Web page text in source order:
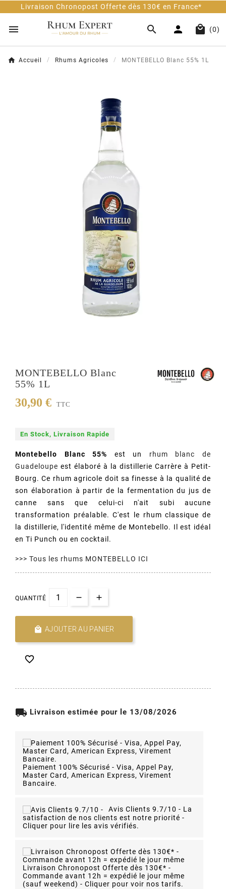
Chronopost Offerte dès 130€ en France*
    (0)
Accueil Rhums Agricoles MONTEBELLO Blanc 55% 1L
MONTEBELLO Blanc
55% 1L
30,90 € TTC
En Stock, Livraison Rapide
Montebello Blanc 55% est un rhum blanc de
Guadeloupe est élaboré à la distillerie Carrère à Petit-
Bourg. Ce rhum agricole doit sa finesse à la qualité de
son élaboration à partir de la fermentation du jus de
canne sans que celui-ci n'ait subi aucune
transformation préalable. C'est le rhum classique de
la distillerie, l'identité même de Montebello. Il est idéal
en Ti Punch ou en cocktail.
>>> Tous les rhums MONTEBELLO ICI
QUANTITÉ
 AJOUTER AU PANIER

local_shipping Livraison estimée pour le 13/08/2026
Paiement 100% Sécurisé - Visa, Appel Pay,
Master Card, American Express, Virement
Bancaire.
Avis Clients 9.7/10 - La
satisfaction de nos clients est notre priorité -
Cliquer pour lire les avis vérifiés.
Livraison Chronopost Offerte dès 130€* -
Commande avant 12h = expédié le jour même
(sauf weekend) - Cliquer pour voir nos tarifs.